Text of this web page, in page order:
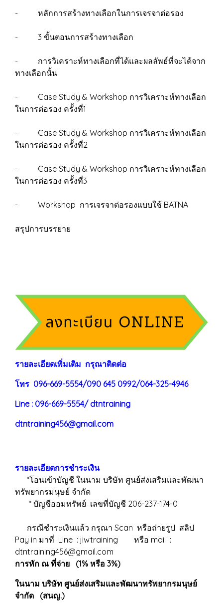
- หลักการสร้างทางเลือกในการเจรจาต่อรอง
- 3 ขั้นตอนการสร้างทางเลือก
- การวิเคราะห์ทางเลือกที่ได้และผลลัพธ์ที่จะได้จาก
ทางเลือกนั้น
- Case Study & Workshop การวิเคราะห์ทางเลือก
ในการต่อรอง ครั้งที่1
- Case Study & Workshop การวิเคราะห์ทางเลือก
ในการต่อรอง ครั้งที่2
- Case Study & Workshop การวิเคราะห์ทางเลือก
ในการต่อรอง ครั้งที่3
- Workshop การเจรจาต่อรองแบบใช้ BATNA
สรุปการบรรยาย
รายละเอียดเพิ่มเติม กรุณาติดต่อ
โทร 096-669-5554/090 645 0992/064-325-4946
Line : 096-669-5554/ dtntraining
dtntraining456@gmail.com
รายละเอียดการชำระเงิน
*โอนเข้าบัญชี ในนาม บริษัท ศูนย์ส่งเสริมและพัฒนา
ทรัพยากรมนุษย์ จำกัด
* บัญชีออมทรัพย์ เลขที่บัญชี 206-237-174-0
กรณีชำระเงินแล้ว กรุณา Scan หรือถ่ายรูป สลิป
Pay in มาที่ Line : jiwtraining หรือ mail :
dtntraining456@gmail.com
การหัก ณ ที่จ่าย (1% หรือ 3%)
ในนาม บริษัท ศูนย์ส่งเสริมและพัฒนาทรัพยากรมนุษย์
จำกัด (สนญ.)